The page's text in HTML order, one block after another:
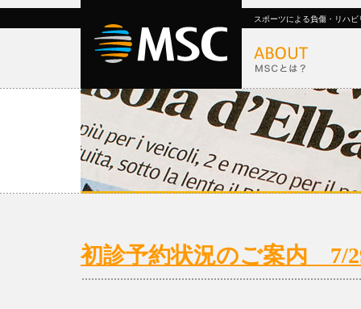
スポーツによる負傷・リハ
初診予約状況のご案内 7/